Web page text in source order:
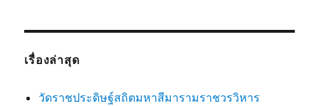
เรื่องล่าสุด
วัดราชประดิษฐ์สถิตมหาสีมารามราชวรวิหาร